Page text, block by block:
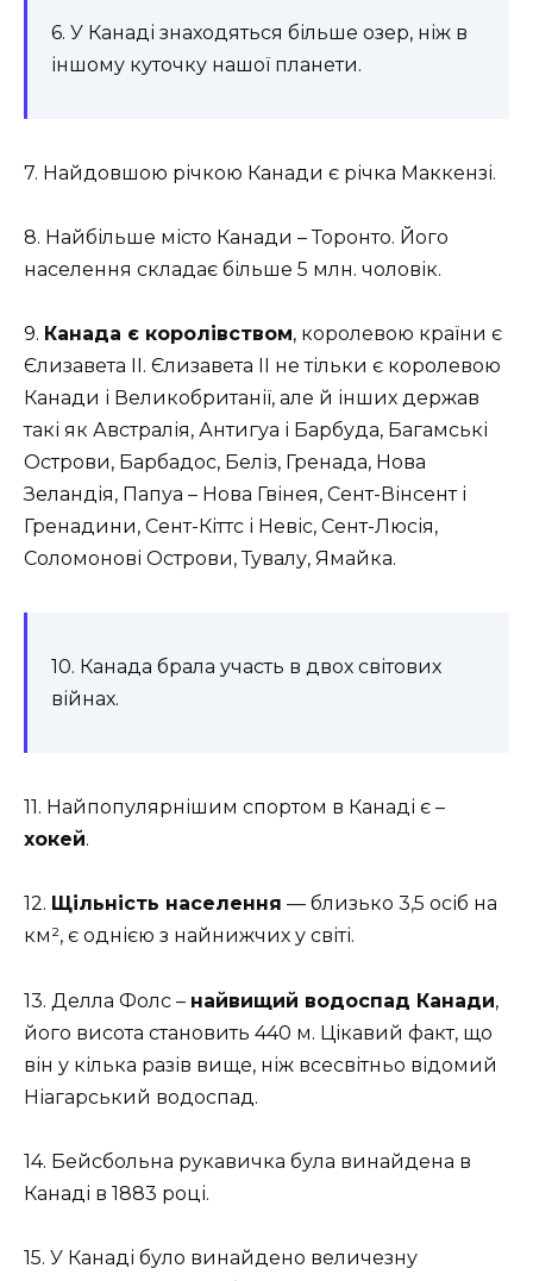
6. У Канаді знаходяться більше озер, ніж в
іншому куточку нашої планети.
7. Найдовшою річкою Канади є річка Маккензі.
8. Найбільше місто Канади – Торонто. Його
населення складає більше 5 млн. чоловік.
9. Канада є королівством, королевою країни є
Єлизавета ІІ. Єлизавета ІІ не тільки є королевою
Канади і Великобританії, але й інших держав
такі як Австралія, Антигуа і Барбуда, Багамські
Острови, Барбадос, Беліз, Гренада, Нова
Зеландія, Папуа – Нова Гвінея, Сент-Вінсент і
Гренадини, Сент-Кіттс і Невіс, Сент-Люсія,
Соломонові Острови, Тувалу, Ямайка.
10. Канада брала участь в двох світових
війнах.
11. Найпопулярнішим спортом в Канаді є –
хокей.
12. Щільність населення — близько 3,5 осіб на
км², є однією з найнижчих у світі.
13. Делла Фолс – найвищий водоспад Канади,
його висота становить 440 м. Цікавий факт, що
він у кілька разів вище, ніж всесвітньо відомий
Ніагарський водоспад.
14. Бейсбольна рукавичка була винайдена в
Канаді в 1883 році.
15. У Канаді було винайдено величезну